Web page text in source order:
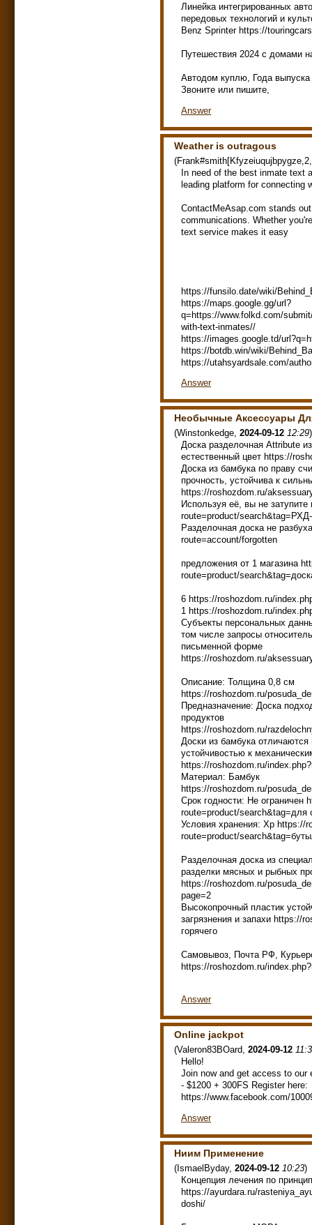
Линейка интегрированных
передовых технологий и
Benz Sprinter https://
Путешествия 2024 с домами
Автодом куплю, Года
Звоните или пишите,
Answer
Weather is outragous
(
In need of the best inmate text
leading platform for connecting
ContactMeAsap.com stands
communications. Whether
text service makes it easy
https://funsilo.date/wiki/
https://maps.google.gg/url?
q=https://www.folkd.com/
with-text-inmates//
https://images.google.td/
https://botdb.win/wiki/
https://utahsyardsale.com/
Answer
Необычные Аксессуары
(Winstonkedge, 2024-09-12 12:29)
Доска разделочная Attribute
естественный цвет https://
Доска из бамбука по праву
прочность, устойчива к
https://roshozdom.ru/
Используя её, вы не
route=product/
Разделочная доска не
route=account/forgotten
предложения от 1 магазина
route=product/
6 https://roshozdom.ru/
1 https://roshozdom.ru/
Субъекты персональных
том числе запросы
письменной форме
https://roshozdom.ru/
Описание: Толщина 0,8 см
https://roshozdom.ru/
Предназначение: Доска
продуктов
https://roshozdom.ru/
Доски из бамбука
устойчивостью к
https://roshozdom.ru/
Материал: Бамбук
https://roshozdom.ru/
Срок годности: Не ограничен
route=product/search&tag=для
Условия хранения: Хр https://
route=product/
Разделочная доска из
разделки мясных и рыбных
https://roshozdom.ru/
page=2
Высокопрочный пластик
загрязнения и запахи https://
горячего
Самовывоз, Почта РФ,
https://roshozdom.ru/
Answer
Online jackpot
(Valeron83BOard, 2024-09-12
Hello!
Join now and get access to
- $1200 + 300FS Register here:
https://www.facebook.com/
Answer
Ниим Применение
( IsmaelByday, 2024-09-12 10:23)
Концепция лечения по
https://ayurdara.ru/
doshi/